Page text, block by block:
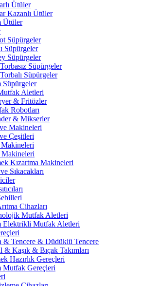
Ütüler
Kazanlı Ütüler
Ütüler
Süpürgeler
Süpürgeler
Süpürgeler
Süpürgeler
Süpürgeler
Süpürgeler
Aletleri
& Fritözler
Robotları
& Mikserler
Makineleri
Çeşitleri
Makineleri
Kızartma Makineleri
Sıkacakları
Cihazları
Mutfak Aletleri
Elektrikli Mutfak Aletleri
& Tencere & Düdüklü Tencere
& Kaşık & Bıçak Takımları
Hazırlık Gereçleri
Mutfak Gereçleri